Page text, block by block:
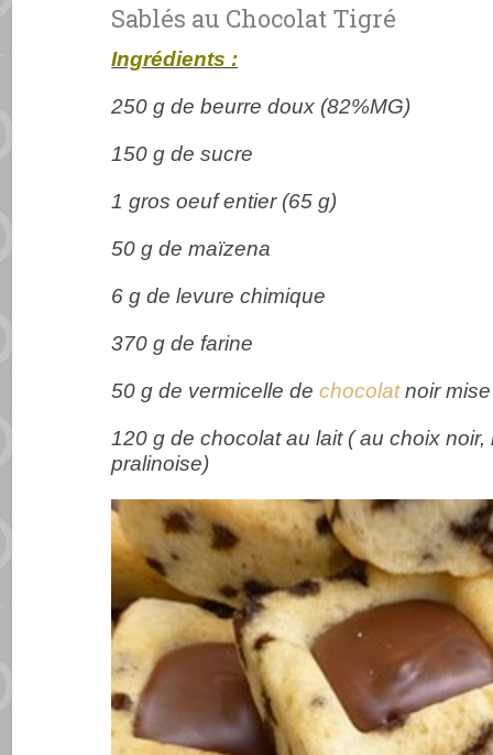
Sablés au Chocolat Tigré
Ingrédients :
250 g de beurre doux (82%MG)
150 g de sucre
1 gros oeuf entier (65 g)
50 g de maïzena
6 g de levure chimique
370 g de farine
50 g de vermicelle dechocolatnoir mise
120 g de chocolat au lait ( au choix
pralinoise)